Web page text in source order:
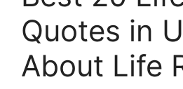
Quotes in
About Life